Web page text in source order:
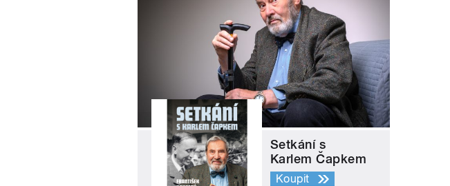
Setkání s
Karlem Čapkem
Koupit